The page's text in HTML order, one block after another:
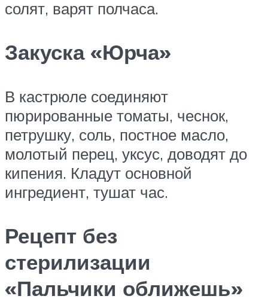
солят, варят полчаса.
Закуска «Юрча»
В кастрюле соединяют
пюрированные томаты, чеснок,
петрушку, соль, постное масло,
молотый перец, уксус, доводят до
кипения. Кладут основной
ингредиент, тушат час.
Рецепт без
стерилизации
«Пальчики оближешь»